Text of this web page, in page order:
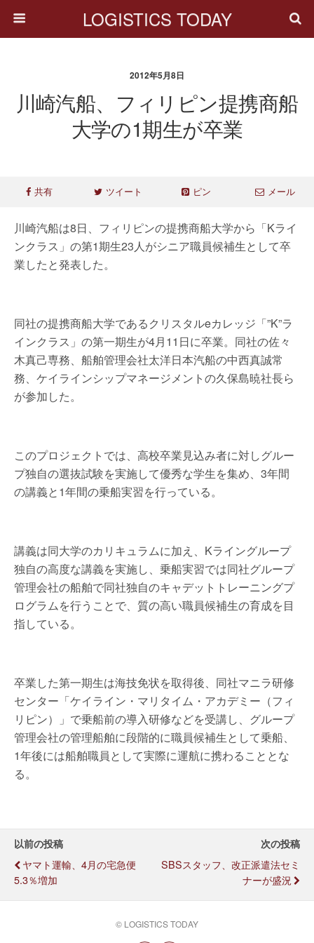
LOGISTICS TODAY
2012年5月8日
川崎汽船、フィリピン提携商船
大学の1期生が卒業
共有 ツイート ピン メール
川崎汽船は8日、フィリピンの提携商船大学から「Kライ
ンクラス」の第1期生23人がシニア職員候補生として卒
業したと発表した。
同社の提携商船大学であるクリスタルeカレッジ「”K”ラ
インクラス」の第一期生が4月11日に卒業。同社の佐々
木真己専務、船舶管理会社太洋日本汽船の中西真誠常
務、ケイラインシップマネージメントの久保島暁社長ら
が参加した。
このプロジェクトでは、高校卒業見込み者に対しグルー
プ独自の選抜試験を実施して優秀な学生を集め、3年間
の講義と1年間の乗船実習を行っている。
講義は同大学のカリキュラムに加え、Kライングループ
独自の高度な講義を実施し、乗船実習では同社グループ
管理会社の船舶で同社独自のキャデットトレーニングプ
ログラムを行うことで、質の高い職員候補生の育成を目
指している。
卒業した第一期生は海技免状を取得後、同社マニラ研修
センター「ケイライン・マリタイム・アカデミー（フィ
リピン）」で乗船前の導入研修などを受講し、グループ
管理会社の管理船舶に段階的に職員候補生として乗船、
1年後には船舶職員として実際に運航に携わることとな
る。
以前の投稿
ヤマト運輸、4月の宅急便
5.3％増加
次の投稿
SBSスタッフ、改正派遣法セミ
ナーが盛況
© LOGISTICS TODAY